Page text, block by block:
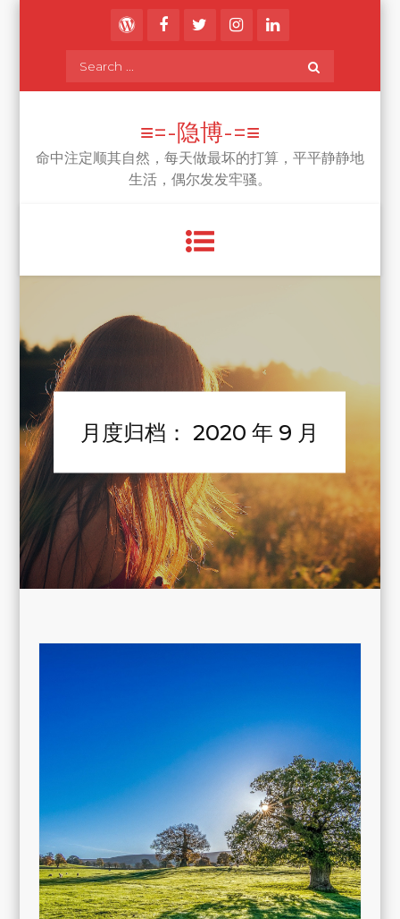
Search
≡=-隐博-=≡
命中注定顺其自然，每天做最坏的打算，平平静静地
生活，偶尔发发牢骚。
月度归档：2020 年 9 月